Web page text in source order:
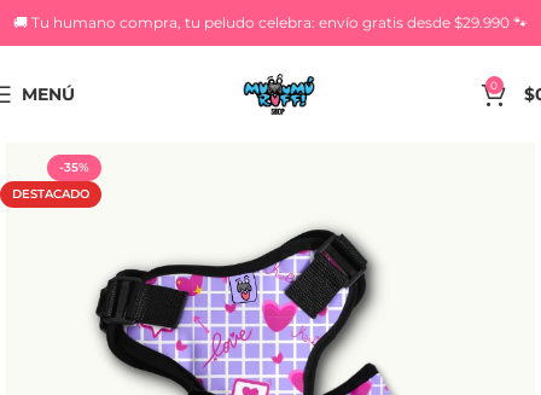
🚚 Tu humano compra, tu peludo celebra: envío gratis desde $29.990 🐾
MENÚ 0 $
-35%
DESTACADO